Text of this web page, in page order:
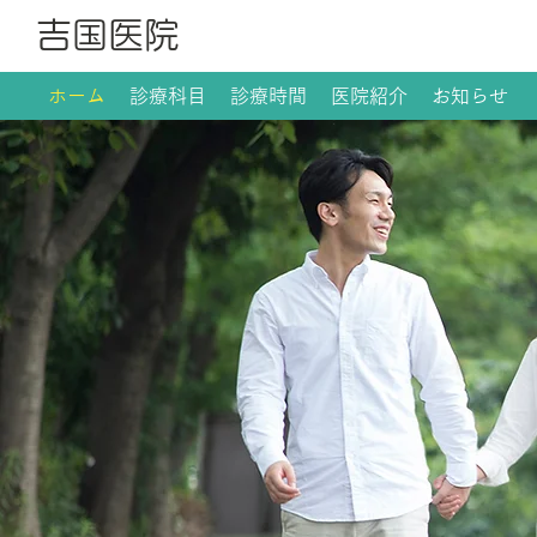
吉国医院
ホーム 診療科目 診療時間 医院紹介 お知らせ